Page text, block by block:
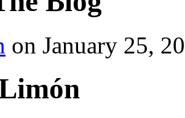
on January 25,